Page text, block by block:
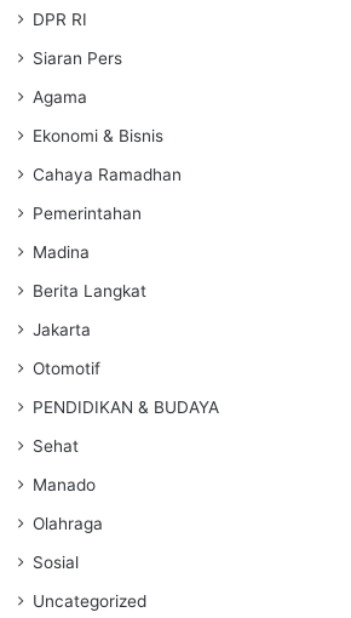
DPR RI
Siaran Pers
Agama
Ekonomi & Bisnis
Cahaya Ramadhan
Pemerintahan
Madina
Berita Langkat
Jakarta
Otomotif
PENDIDIKAN & BUDAYA
Sehat
Manado
Olahraga
Sosial
Uncategorized